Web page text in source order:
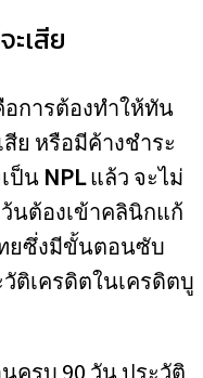
เสีย
การต้องทำให้ทัน
ย หรือมีค้างชำระ
ป็น NPLแล้ว จะไม่
นต้องเข้าคลินิกแก้
ยซึ่งมีขั้นตอนซับ
ติเครดิตในเครดิตบู
ครบ 90 วัน ประวัติ